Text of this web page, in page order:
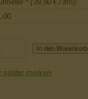
* (39,90 € / lfm):
In den Warenkorb
später merken